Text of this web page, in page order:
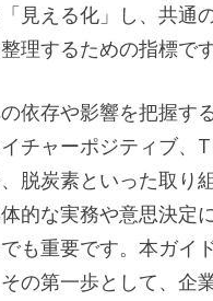
見える化」し、共通
理するための指標です
依存や影響を把握す
チャーポジティブ、
脱炭素といった取り組
的な実務や意思決定
も重要です。本ガイ
の第一歩として、企